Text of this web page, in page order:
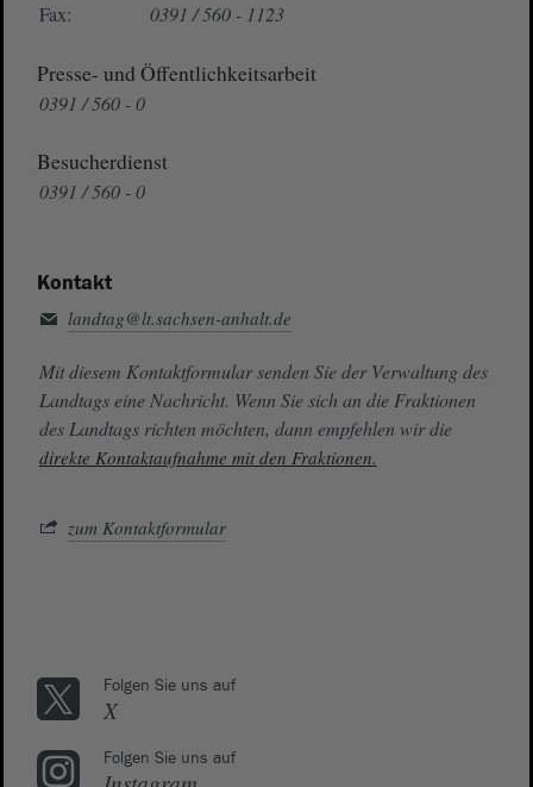
Fax:
0391 / 560 - 1123
Presse- und Öffentlichkeitsarbeit
0391 / 560 - 0
Besucherdienst
0391 / 560 - 0
Kontakt
landtag@lt.sachsen-anhalt.de
Mit diesem Kontaktformular senden Sie der Verwaltung des
Landtags eine Nachricht. Wenn Sie sich an die Fraktionen
des Landtags richten möchten, dann empfehlen wir die
direkte Kontaktaufnahme mit den Fraktionen.
zum Kontaktformular
Folgen Sie uns auf
X
Folgen Sie uns auf